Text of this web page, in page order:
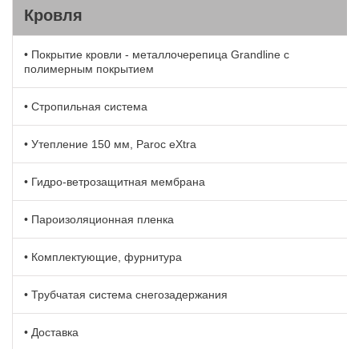
Кровля
• Покрытие кровли - металлочерепица Grandline с
полимерным покрытием
• Стропильная система
• Утепление 150 мм, Paroc eXtra
• Гидро-ветрозащитная мембрана
• Пароизоляционная пленка
• Комплектующие, фурнитура
• Трубчатая система снегозадержания
• Доставка